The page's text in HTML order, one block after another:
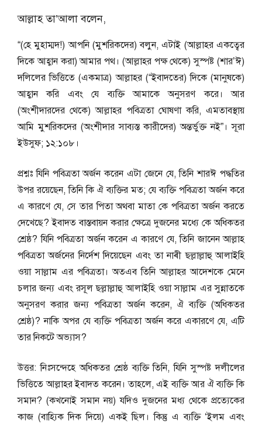
আল্লাহ তা’আলা বলেন,
“(হে মুহাম্মদ!) আপনি (মুশরিকদের) বলুন, এটাই (আল্লাহর একত্বের
দিকে আহ্বান করা) আমার পথ। (আল্লাহর পক্ষ থেকে) সুস্পষ্ট (শার’ঈ)
দলিলের ভিত্তিতে (একমাত্র) আল্লাহর (“ইবাদতের) দিকে (মানুষকে)
আহ্বান করি এবং যে ব্যক্তি আমাকে অনুসরণ করে। আর
(অংশীদারদের থেকে) আল্লাহর পবিত্রতা ঘোষণা করি, এমতাবস্থায়
আমি মুশরিকদের (অংশীদার সাব্যস্ত কারীদের) অন্তর্ভুক্ত নই”। সূরা
ইউসুফ; ১২:১০৮।
প্রশ্নঃ যিনি পবিত্রতা অর্জন করেন এটা জেনে যে, তিনি শারঈ পদ্ধতির
উপর রয়েছেন, তিনি কি ঐ ব্যক্তির মত; যে ব্যক্তি পবিত্রতা অর্জন করে
এ কারণে যে, সে তার পিতা অথবা মাতা কে পবিত্রতা অর্জন করতে
দেখেছে? ইবাদত বাস্তবায়ন করার ক্ষেত্রে দুজনের মধ্যে কে অধিকতর
শ্রেষ্ঠ? যিনি পবিত্রতা অর্জন করেন এ কারণে যে, তিনি জানেন আল্লাহ
পবিত্রতা অর্জনের নির্দেশ দিয়েছেন এবং তা নাৰী ছল্লাল্লাহু আলাইহি
ওয়া সাল্লাম এর পবিত্রতা। অতএব তিনি আল্লাহর আদেশকে মেনে
চলার জন্য এবং রসূল ছল্লাল্লাহু আলাইহি ওয়া সাল্লাম এর সুন্নাতকে
অনুসরণ করার জন্য পবিত্রতা অর্জন করেন, ঐ ব্যক্তি (অধিকতর
শ্রেষ্ঠ)? নাকি অপর যে ব্যক্তি পবিত্রতা অর্জন করে একারণে যে, এটি
তার নিকটে অভ্যাস?
উত্তর: নিঃসন্দেহে অধিকতর শ্রেষ্ঠ ব্যক্তি তিনি, যিনি সুস্পষ্ট দলীলের
ভিত্তিতে আল্লাহর ইবাদত করেন। তাহলে, এই ব্যক্তি আর ঐ ব্যক্তি কি
সমান? (কখনোই সমান নয়) যদিও দুজনের মধ্য থেকে প্রত্যেকের
কাজ (বাহ্যিক দিক দিয়ে) একই ছিল। কিন্তু এ ব্যক্তি ‘ইলম এবং